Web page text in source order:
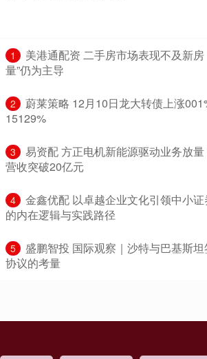
1
美港通配资 二手房市场表现不及新
量”仍为主导
2
蔚莱策略 12月10日龙大转债上涨
15129%
3
易资配 方正电机新能源驱动业务放
营收突破20亿元
4
金鑫优配 以卓越企业文化引领中小
的内在逻辑与实践路径
5
盛鹏智投 国际观察｜沙特与巴基斯
协议的考量